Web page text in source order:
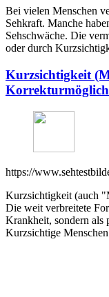
Bei vielen Menschen
Sehkraft. Manche
Sehschwäche. Die
oder durch
Kurzsichtigkeit
https://
Kurzsichtigkeit (auch
Die weit verbreitete
Krankheit, sondern als
Kurzsichtige